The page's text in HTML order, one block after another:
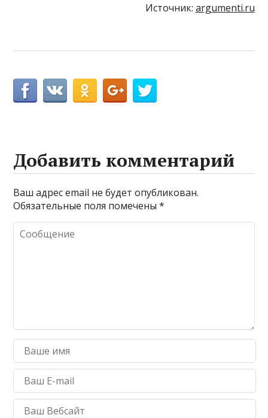
Источник: argumenti.ru
Добавить комментарий
Ваш адрес email не будет опубликован.
Обязательные поля помечены*